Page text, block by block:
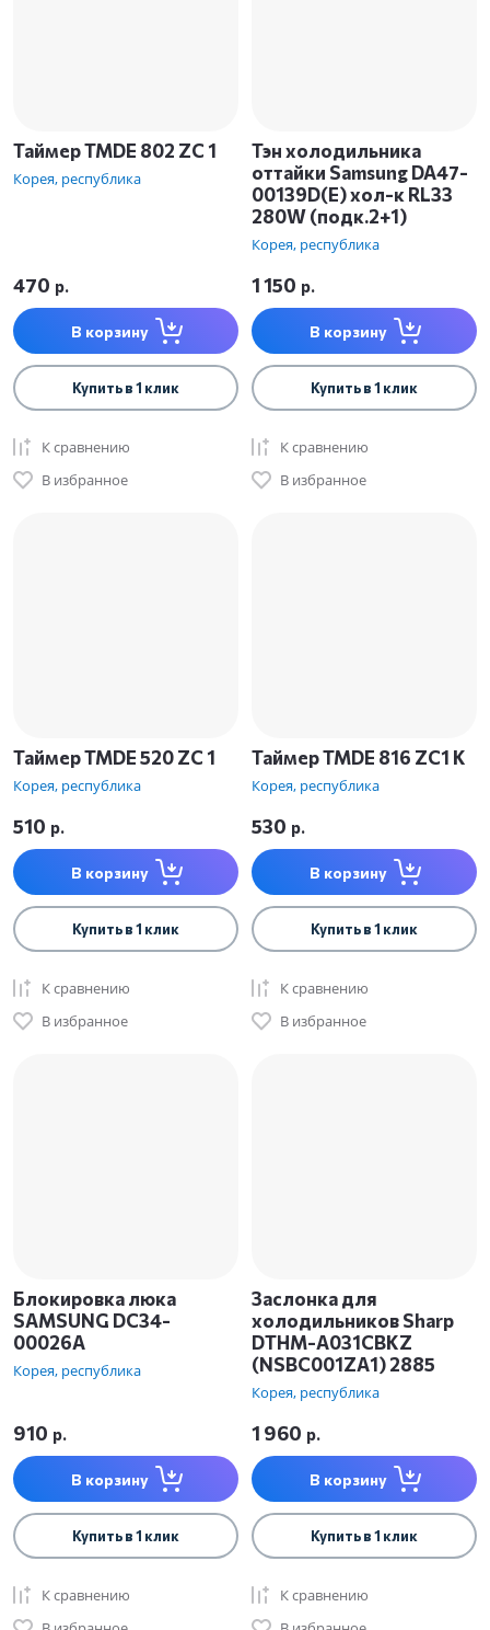
Таймер TMDE 802 ZC 1
Корея, республика
470 р.
В корзину
Купить в 1 клик
К сравнению
В избранное
Тэн холодильника
оттайки Samsung DA47-
00139D(E) хол-к RL33
280W (подк.2+1)
Корея, республика
1 150 р.
В корзину
Купить в 1 клик
К сравнению
В избранное
Таймер TMDE 520 ZC 1
Корея, республика
510 р.
В корзину
Купить в 1 клик
К сравнению
В избранное
Таймер TMDE 816 ZC1 К
Корея, республика
530 р.
В корзину
Купить в 1 клик
К сравнению
В избранное
Блокировка люка
SAMSUNG DC34-
00026A
Корея, республика
910 р.
В корзину
Купить в 1 клик
К сравнению
Заслонка для
холодильников Sharp
DTHM-A031CBKZ
(NSBC001ZA1) 2885
Корея, республика
1 960 р.
В корзину
Купить в 1 клик
К сравнению